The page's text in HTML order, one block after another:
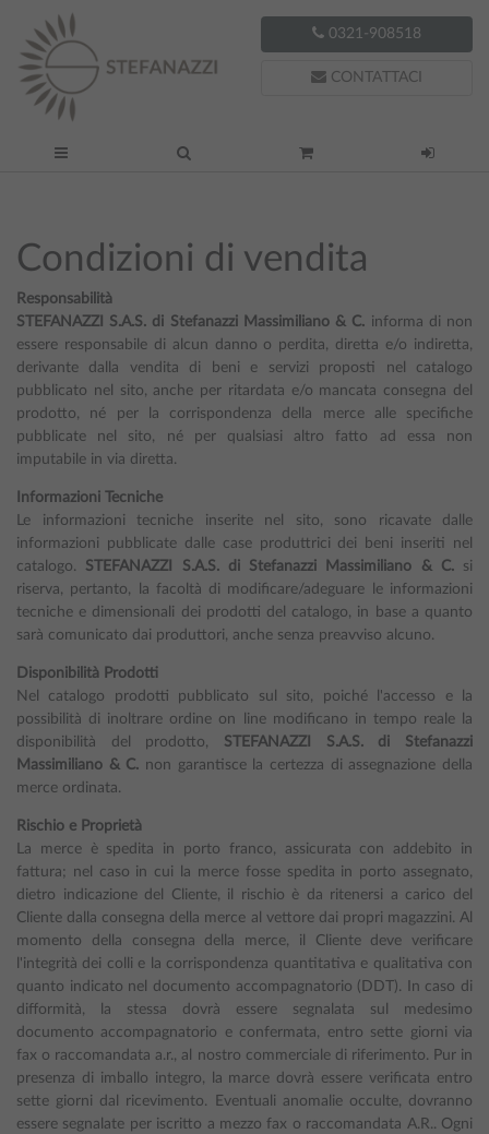
0321-908518
CONTATTACI
Condizioni di vendita
Responsabilità
STEFANAZZI S.A.S. di Stefanazzi Massimiliano & C. informa di non
essere responsabile di alcun danno o perdita, diretta e/o indiretta,
derivante dalla vendita di beni e servizi proposti nel catalogo
pubblicato nel sito, anche per ritardata e/o mancata consegna del
prodotto, né per la corrispondenza della merce alle specifiche
pubblicate nel sito, né per qualsiasi altro fatto ad essa non
imputabile in via diretta.
Informazioni Tecniche
Le informazioni tecniche inserite nel sito, sono ricavate dalle
informazioni pubblicate dalle case produttrici dei beni inseriti nel
catalogo. STEFANAZZI S.A.S. di Stefanazzi Massimiliano & C.si
riserva, pertanto, la facoltà di modificare/adeguare le informazioni
tecniche e dimensionali dei prodotti del catalogo, in base a quanto
sarà comunicato dai produttori, anche senza preavviso alcuno.
Disponibilità Prodotti
Nel catalogo prodotti pubblicato sul sito, poiché l'accesso e la
possibilità di inoltrare ordine on line modificano in tempo reale la
disponibilità del prodotto, STEFANAZZI S.A.S. di Stefanazzi
Massimiliano & C. non garantisce la certezza di assegnazione della
merce ordinata.
Rischio e Proprietà
La merce è spedita in porto franco, assicurata con addebito in
fattura; nel caso in cui la merce fosse spedita in porto assegnato,
dietro indicazione del Cliente, il rischio è da ritenersi a carico del
Cliente dalla consegna della merce al vettore dai propri magazzini. Al
momento della consegna della merce, il Cliente deve verificare
l'integrità dei colli e la corrispondenza quantitativa e qualitativa con
quanto indicato nel documento accompagnatorio (DDT). In caso di
difformità, la stessa dovrà essere segnalata sul medesimo
documento accompagnatorio e confermata, entro sette giorni via
fax o raccomandata a.r., al nostro commerciale di riferimento. Pur in
presenza di imballo integro, la marce dovrà essere verificata entro
sette giorni dal ricevimento. Eventuali anomalie occulte, dovranno
essere segnalate per iscritto a mezzo fax o raccomandata A.R.. Ogni